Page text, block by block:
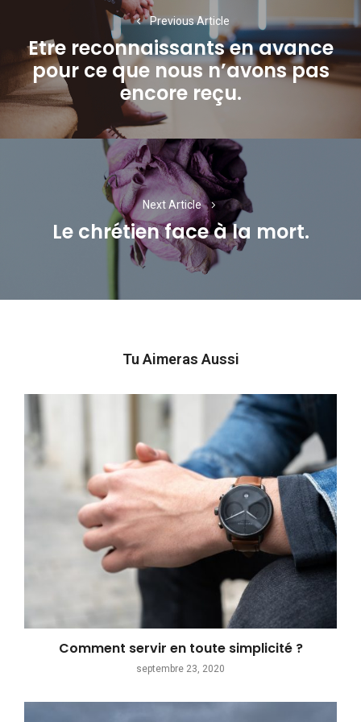
l’article
Previous Article
Previous
post:
Etre reconnaissants en avance
pour ce que nous n’avons pas
encore reçu.
Next Article
Next
post:
Le chrétien face à la mort.
Tu Aimeras Aussi
Comment servir en toute simplicité ?
septembre 23, 2020